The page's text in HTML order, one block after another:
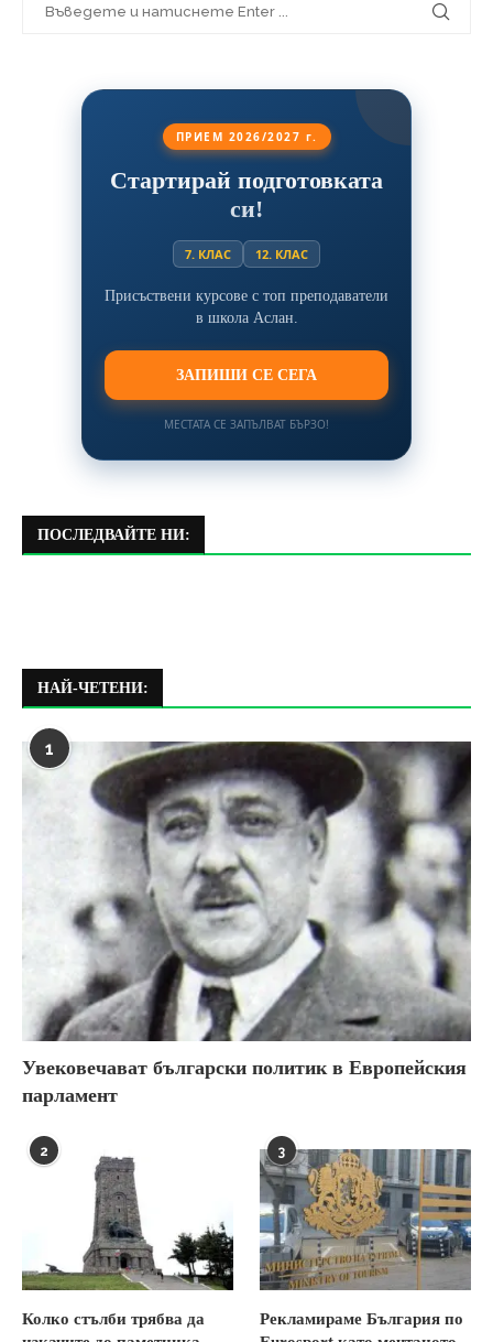
ПРИЕМ 2026/2027 г.
Стартирай подготовката
си!
7. КЛАС 12. КЛАС
Присъствени курсове с топ преподаватели
в школа Аслан.
ЗАПИШИ СЕ СЕГА
МЕСТАТА СЕ ЗАПЪЛВАТ БЪРЗО!
ПОСЛЕДВАЙТЕ НИ:
НАЙ-ЧЕТЕНИ:
1
Увековечават български политик в Европейския
парламент
2
Колко стълби трябва да
3
Рекламираме България по